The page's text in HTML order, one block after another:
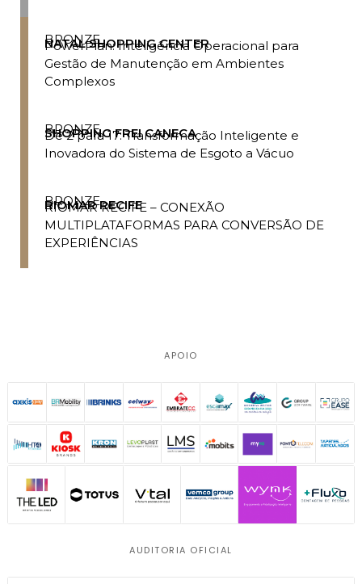
BRONZE
NATAL SHOPPING CENTER
PowerPlan: Inteligência Operacional para
Gestão de Manutenção em Ambientes
Complexos
BRONZE
SHOPPING FREI CANECA
De 2 para 17: Transformação Inteligente e
Inovadora do Sistema de Esgoto a Vácuo
BRONZE
RIOMAR RECIFE
RIOMAR RECIFE – CONEXÃO
MULTIPLATAFORMAS PARA CONVERSÃO DE
EXPERIÊNCIAS
APOIO
AUDITORIA OFICIAL